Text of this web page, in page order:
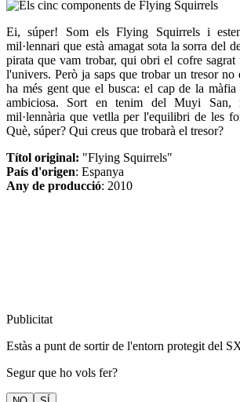
Ei, súper! Som els Flying Squirrels i
mil·lennari que està amagat sota la sorra del
pirata que vam trobar, qui obri el cofre
l'univers. Però ja saps que trobar un tresor
ha més gent que el busca: el cap de la
ambiciosa. Sort en tenim del Muyi San,
mil·lennària que vetlla per l'equilibri de les
Què, súper? Qui creus que trobarà el tresor?
Títol original: "Flying Squirrels"
País d'origen: Espanya
Any de producció: 2010
Publicitat
Estàs a punt de sortir de l'entorn protegit del
Segur que ho vols fer?